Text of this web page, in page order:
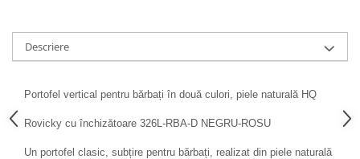
Descriere
Portofel vertical pentru bărbați în două culori, piele naturală HQ
Rovicky cu închizătoare 326L-RBA-D NEGRU-ROSU
Un portofel clasic, subțire pentru bărbați, realizat din piele naturală